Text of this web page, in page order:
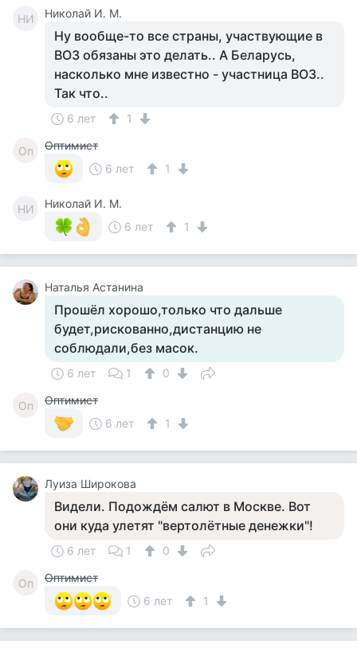
НИ Николай И. М.
Ну вообще-то все страны, участвующие в
ВОЗ обязаны это делать.. А Беларусь,
насколько мне известно - участница ВОЗ..
Так что..
6 лет 1
Оп
Оптимист
6 лет
1
НИ
Николай И. М.
6 лет
1
Наталья Астанина
Прошёл хорошо,только что дальше
будет,рискованно,дистанцию не
соблюдали,без масок.
6 лет 1 0
Оп
Оптимист
6 лет
1
Луиза Широкова
Видели. Подождём салют в Москве. Вот
они куда улетят "вертолётные денежки"!
6 лет 1 0
Оп
Оптимист
6 лет
1